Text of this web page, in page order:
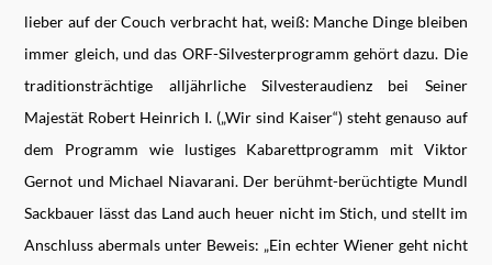
lieber auf der Couch verbracht hat, weiß: Manche Dinge bleiben
immer gleich, und das ORF-Silvesterprogramm gehört dazu. Die
traditionsträchtige alljährliche Silvesteraudienz bei Seiner
Majestät Robert Heinrich I. („Wir sind Kaiser“) steht genauso auf
dem Programm wie lustiges Kabarettprogramm mit Viktor
Gernot und Michael Niavarani. Der berühmt-berüchtigte Mundl
Sackbauer lässt das Land auch heuer nicht im Stich, und stellt im
Anschluss abermals unter Beweis: „Ein echter Wiener geht nicht